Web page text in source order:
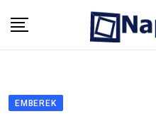
EMBEREK